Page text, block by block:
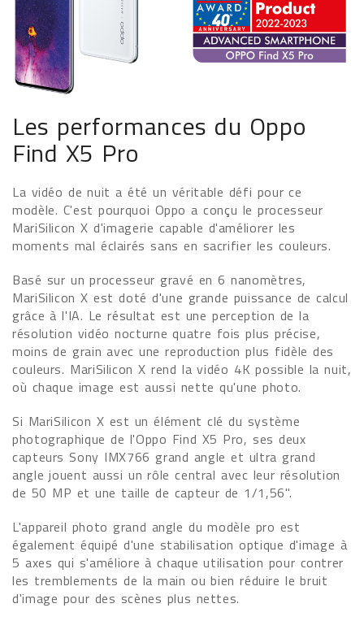
Les performances du Oppo
Find X5 Pro
La vidéo de nuit a été un véritable défi pour ce
modèle. C'est pourquoi Oppo a conçu le processeur
MariSilicon X d'imagerie capable d'améliorer les
moments mal éclairés sans en sacrifier les couleurs.
Basé sur un processeur gravé en 6 nanomètres,
MariSilicon X est doté d'une grande puissance de calcul
grâce à l'IA. Le résultat est une perception de la
résolution vidéo nocturne quatre fois plus précise,
moins de grain avec une reproduction plus fidèle des
couleurs. MariSilicon X rend la vidéo 4K possible la nuit,
où chaque image est aussi nette qu'une photo.
Si MariSilicon X est un élément clé du système
photographique de l'Oppo Find X5 Pro, ses deux
capteurs Sony IMX766 grand angle et ultra grand
angle jouent aussi un rôle central avec leur résolution
de 50 MP et une taille de capteur de 1/1,56".
L'appareil photo grand angle du modèle pro est
également équipé d'une stabilisation optique d'image à
5 axes qui s'améliore à chaque utilisation pour contrer
les tremblements de la main ou bien réduire le bruit
d'image pour des scènes plus nettes.